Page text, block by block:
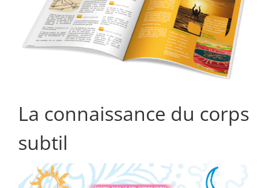
La connaissance du corps
subtil